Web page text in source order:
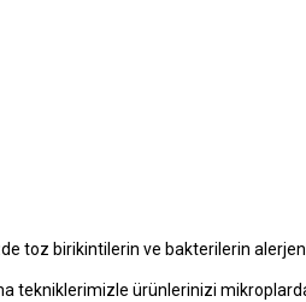
toz birikintilerin ve bakterilerin
ürünlerinizi mikroplardan